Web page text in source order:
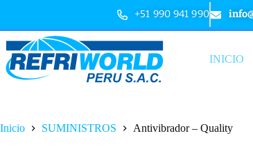
+51 990 941 990
INICIO
Inicio SUMINISTROS Antivibrador – Quality